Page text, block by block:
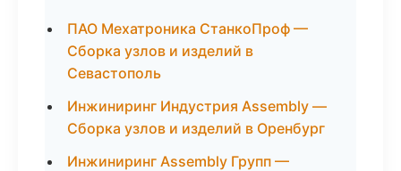
ПАО Мехатроника СтанкоПроф —
Сборка узлов и изделий в
Севастополь
Инжиниринг Индустрия Assembly —
Сборка узлов и изделий в Оренбург
Инжиниринг Assembly Групп —